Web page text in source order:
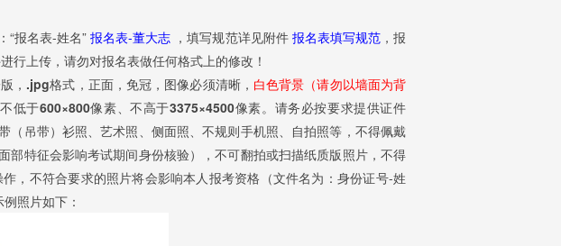
“报名表-姓名”报名表-董大志 ，填写规范详见附件 报名表填写规范 ，报
行上传，请勿对报名表做任何格式上的修改！
，.jpg格式，正面，免冠，图像必须清晰， 白色背景（请勿以墙面为背
低于600×800像素、不高于3375×4500像素。请务必按要求提供证件
（吊带）衫照、艺术照、侧面照、不规则手机照、自拍照等，不得佩戴
部特征会影响考试期间身份核验），不可翻拍或扫描纸质版照片，不得
作 ，不符合要求的照片将会影响本人报考资格（文件名为：身份证号-姓
照片如下：